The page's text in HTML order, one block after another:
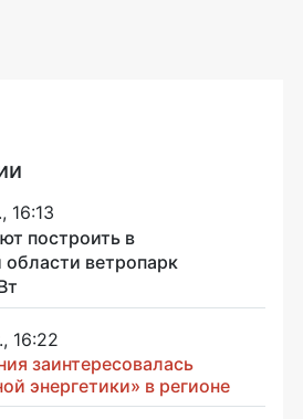
16:13
построить в
ветропарк
16:22
заинтересовалась
энергетики» в регионе